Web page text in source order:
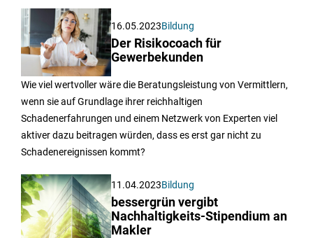
16.05.2023Bildung
Der Risikocoach für
Gewerbekunden
Wie viel wertvoller wäre die Beratungsleistung von Vermittlern,
wenn sie auf Grundlage ihrer reichhaltigen
Schadenerfahrungen und einem Netzwerk von Experten viel
aktiver dazu beitragen würden, dass es erst gar nicht zu
Schadenereignissen kommt?
11.04.2023Bildung
bessergrün vergibt
Nachhaltigkeits-Stipendium an
Makler